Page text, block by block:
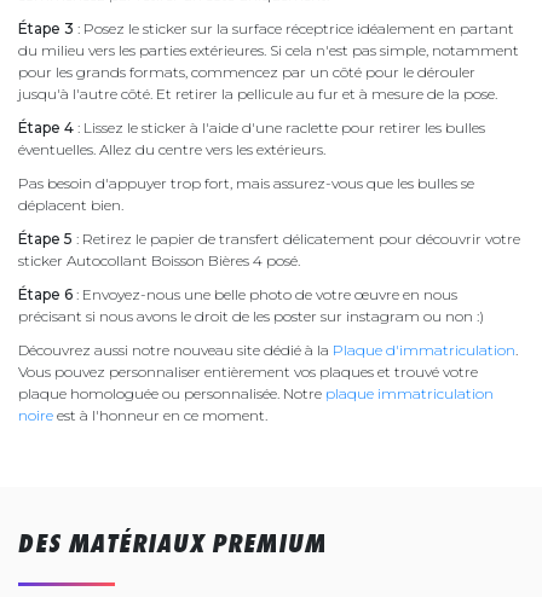
Étape 3 : Posez le sticker sur la surface réceptrice idéalement en partant
du milieu vers les parties extérieures. Si cela n'est pas simple, notamment
pour les grands formats, commencez par un côté pour le dérouler
jusqu'à l'autre côté. Et retirer la pellicule au fur et à mesure de la pose.
Étape 4 : Lissez le sticker à l'aide d'une raclette pour retirer les bulles
éventuelles. Allez du centre vers les extérieurs.
Pas besoin d'appuyer trop fort, mais assurez-vous que les bulles se
déplacent bien.
Étape 5 : Retirez le papier de transfert délicatement pour découvrir votre
sticker Autocollant Boisson Bières 4 posé.
Étape 6 : Envoyez-nous une belle photo de votre œuvre en nous
précisant si nous avons le droit de les poster sur instagram ou non :)
Découvrez aussi notre nouveau site dédié à la Plaque d'immatriculation.
Vous pouvez personnaliser entièrement vos plaques et trouvé votre
plaque homologuée ou personnalisée. Notre plaque immatriculation
noire est à l'honneur en ce moment.
DES MATÉRIAUX PREMIUM